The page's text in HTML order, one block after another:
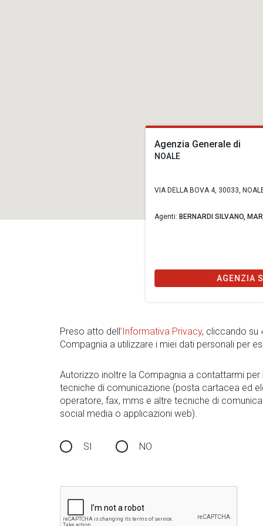
Agenzia Generale di
NOALE
VIA DELLA BOVA 4, 30033,
Agenti: BERNARDI SILVANO,
AGENZIA
Preso atto dell’Informativa Privacy, cliccando su
Compagnia a utilizzare i miei dati personali per
Autorizzo inoltre la Compagnia a contattarmi
tecniche di comunicazione (posta cartacea ed
operatore, fax, mms e altre tecniche di
social media o applicazioni web).
SI NO